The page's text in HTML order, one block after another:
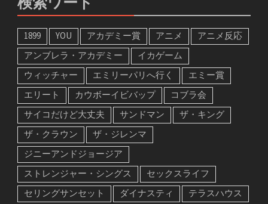
検索ワード
1899 YOU アカデミー賞 アニメ
アニメ反応
アンブレラ・アカデミー
イカゲーム
ウィッチャー
エミリーパリへ行く
エミー賞
エリート
カウボーイビバップ
コブラ会
サイコだけど大丈夫
サンドマン
ザ・キング
ザ・クラウン
ザ・ジレンマ
ジニーアンドジョージア
ストレンジャー・シングス
セックスライフ
セリングサンセット
ダイナスティ
テラスハウス